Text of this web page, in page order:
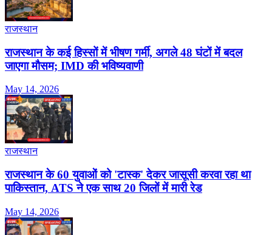
राजस्थान
राजस्थान के कई हिस्सों में भीषण गर्मी, अगले 48 घंटों में बदल
जाएगा मौसम; IMD की भविष्यवाणी
May 14, 2026
राजस्थान
राजस्थान के 60 युवाओं को 'टास्क' देकर जासूसी करवा रहा था
पाकिस्तान, ATS ने एक साथ 20 जिलों में मारी रेड
May 14, 2026